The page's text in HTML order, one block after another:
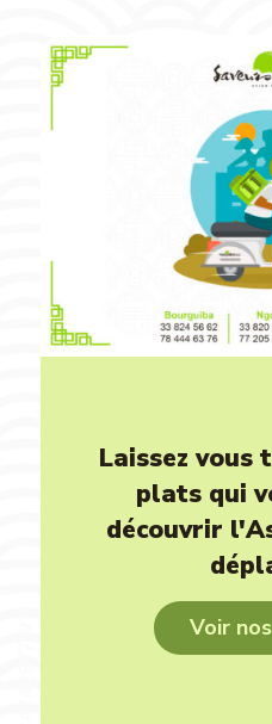
Laissez vous
plats qui
découvrir
Voir